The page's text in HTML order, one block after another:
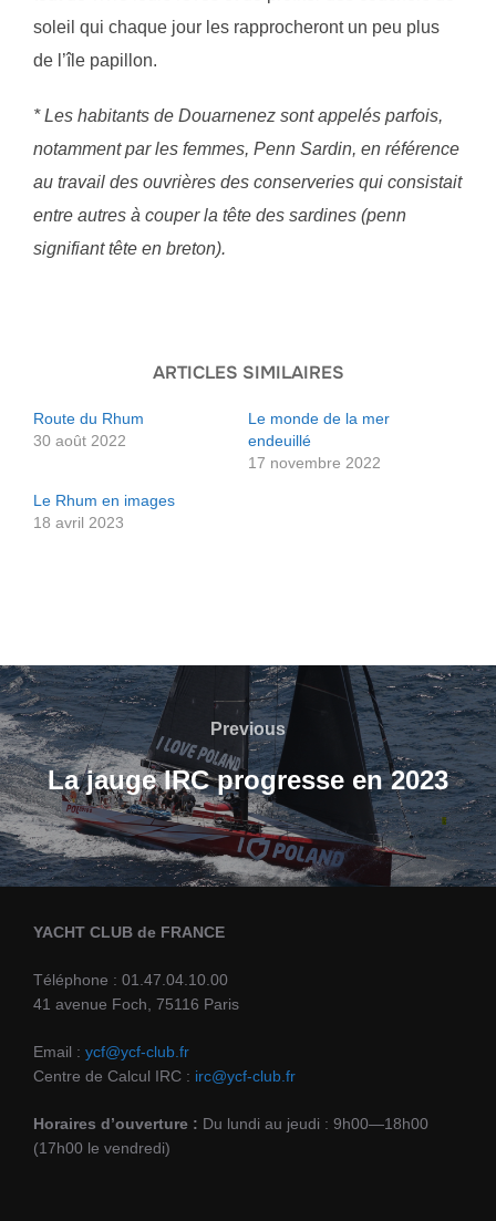
soleil qui chaque jour les rapprocheront un peu plus
de l’île papillon.
* Les habitants de Douarnenez sont appelés parfois,
notamment par les femmes, Penn Sardin, en référence
au travail des ouvrières des conserveries qui consistait
entre autres à couper la tête des sardines (penn
signifiant tête en breton).
ARTICLES SIMILAIRES
Route du Rhum
30 août 2022
Le monde de la mer
endeuillé
17 novembre 2022
Le Rhum en images
18 avril 2023
Navigation
de
l’article
Previous
Previous
La jauge IRC progresse en 2023
YACHT CLUB de FRANCE
Téléphone : 01.47.04.10.00
41 avenue Foch, 75116 Paris
Email : ycf@ycf-club.fr
Centre de Calcul IRC : irc@ycf-club.fr
Horaires d’ouverture : Du lundi au jeudi : 9h00—18h00
(17h00 le vendredi)